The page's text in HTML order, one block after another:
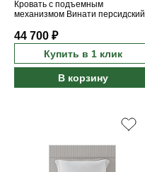
Кровать с подъемным
механизмом Винати персидский
44 700 ₽
Купить в 1 клик
В корзину